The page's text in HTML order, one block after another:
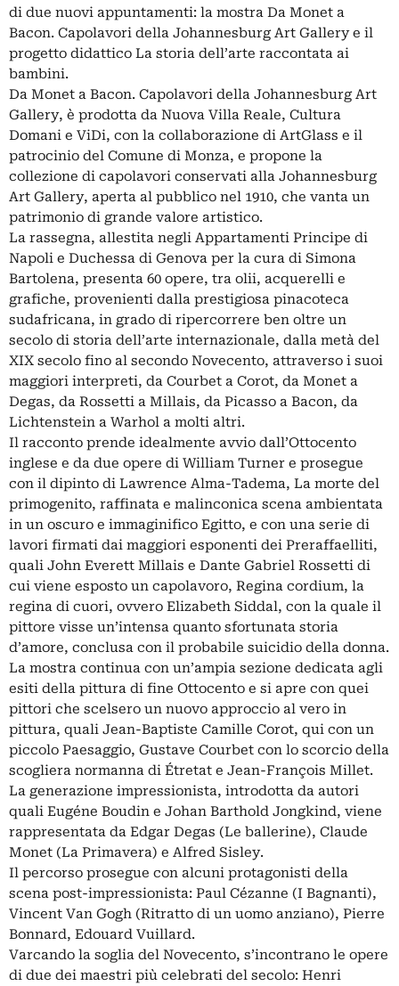
di due nuovi appuntamenti: la mostra Da Monet a
Bacon. Capolavori della Johannesburg Art Gallery e il
progetto didattico La storia dell’arte raccontata ai
bambini.
Da Monet a Bacon. Capolavori della Johannesburg Art
Gallery, è prodotta da Nuova Villa Reale, Cultura
Domani e ViDi, con la collaborazione di ArtGlass e il
patrocinio del Comune di Monza, e propone la
collezione di capolavori conservati alla Johannesburg
Art Gallery, aperta al pubblico nel 1910, che vanta un
patrimonio di grande valore artistico.
La rassegna, allestita negli Appartamenti Principe di
Napoli e Duchessa di Genova per la cura di Simona
Bartolena, presenta 60 opere, tra olii, acquerelli e
grafiche, provenienti dalla prestigiosa pinacoteca
sudafricana, in grado di ripercorrere ben oltre un
secolo di storia dell’arte internazionale, dalla metà del
XIX secolo fino al secondo Novecento, attraverso i suoi
maggiori interpreti, da Courbet a Corot, da Monet a
Degas, da Rossetti a Millais, da Picasso a Bacon, da
Lichtenstein a Warhol a molti altri.
Il racconto prende idealmente avvio dall’Ottocento
inglese e da due opere di William Turner e prosegue
con il dipinto di Lawrence Alma-Tadema, La morte del
primogenito, raffinata e malinconica scena ambientata
in un oscuro e immaginifico Egitto, e con una serie di
lavori firmati dai maggiori esponenti dei Preraffaelliti,
quali John Everett Millais e Dante Gabriel Rossetti di
cui viene esposto un capolavoro, Regina cordium, la
regina di cuori, ovvero Elizabeth Siddal, con la quale il
pittore visse un’intensa quanto sfortunata storia
d’amore, conclusa con il probabile suicidio della donna.
La mostra continua con un’ampia sezione dedicata agli
esiti della pittura di fine Ottocento e si apre con quei
pittori che scelsero un nuovo approccio al vero in
pittura, quali Jean-Baptiste Camille Corot, qui con un
piccolo Paesaggio, Gustave Courbet con lo scorcio della
scogliera normanna di Étretat e Jean-François Millet.
La generazione impressionista, introdotta da autori
quali Eugéne Boudin e Johan Barthold Jongkind, viene
rappresentata da Edgar Degas (Le ballerine), Claude
Monet (La Primavera) e Alfred Sisley.
Il percorso prosegue con alcuni protagonisti della
scena post-impressionista: Paul Cézanne (I Bagnanti),
Vincent Van Gogh (Ritratto di un uomo anziano), Pierre
Bonnard, Edouard Vuillard.
Varcando la soglia del Novecento, s’incontrano le opere
di due dei maestri più celebrati del secolo: Henri